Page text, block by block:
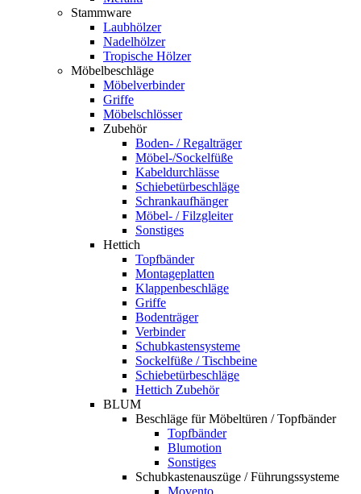
Stammware
Laubhölzer
Nadelhölzer
Tropische Hölzer
Möbelbeschläge
Möbelverbinder
Griffe
Möbelschlösser
Zubehör
Boden- / Regalträger
Möbel-/Sockelfüße
Kabeldurchlässe
Schiebetürbeschläge
Schrankaufhänger
Möbel- / Filzgleiter
Sonstiges
Hettich
Topfbänder
Montageplatten
Klappenbeschläge
Griffe
Bodenträger
Verbinder
Schubkastensysteme
Sockelfüße / Tischbeine
Schiebetürbeschläge
Hettich Zubehör
BLUM
Beschläge für Möbeltüren / Topfbänder
Topfbänder
Blumotion
Sonstiges
Schubkastenauszüge / Führungssysteme